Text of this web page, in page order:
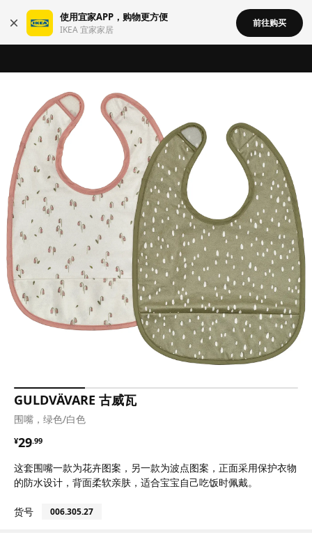
使用宜家APP，购物更方便
IKEA 宜家家居
前往购买
GULDVÄVARE 古威瓦
围嘴，绿色/白色
¥29.99
¥ 29.99
这套围嘴一款为花卉图案，另一款为波点图案，正面采用保护衣物
的防水设计，背面柔软亲肤，适合宝宝自己吃饭时佩戴。
货号 006.305.27